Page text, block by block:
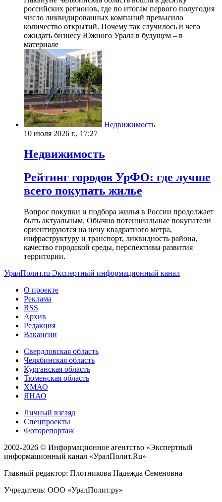
российских регионов, где по итогам первого полугодия
число ликвидированных компаний превысило
количество открытий. Почему так случилось и чего
ожидать бизнесу Южного Урала в будущем – в
материале
Недвижимость
10 июля 2026 г., 17:27
Недвижимость
Рейтинг городов УрФО: где лучше
всего покупать жилье
Вопрос покупки и подбора жилья в России продолжает
быть актуальным. Обычно потенциальные покупатели
ориентируются на цену квадратного метра,
инфраструктуру и транспорт, ликвидность района,
качество городской среды, перспективы развития
территории.
УралПолит.ru Экспертный информационный канал
О проекте
Реклама
RSS
Архив
Редакция
Вакансии
Свердловская область
Челябинская область
Курганская область
Тюменская область
ХМАО
ЯНАО
Личный взгляд
Спецпроекты
Фоторепортаж
2002-2026 © Информационное агентство «Экспертный
информационный канал «УралПолит.Ru»
Главный редактор: Плотникова Надежда Семеновна
Учредитель: ООО «УралПолит.ру»